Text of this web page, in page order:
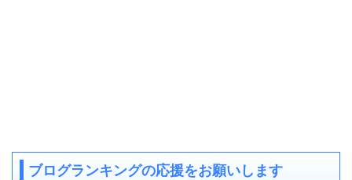
ブログランキングの応援をお願いします